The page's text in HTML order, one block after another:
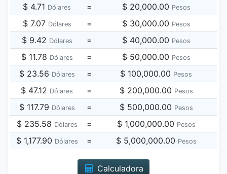
$ 4.71 Dólares = $ 20,000.00 Pesos
$ 7.07 Dólares = $ 30,000.00 Pesos
$ 9.42 Dólares = $ 40,000.00 Pesos
$ 11.78 Dólares = $ 50,000.00 Pesos
$ 23.56 Dólares = $ 100,000.00 Pesos
$ 47.12 Dólares = $ 200,000.00 Pesos
$ 117.79 Dólares = $ 500,000.00 Pesos
$ 235.58 Dólares = $ 1,000,000.00 Pesos
$ 1,177.90 Dólares = $ 5,000,000.00 Pesos
Calculadora